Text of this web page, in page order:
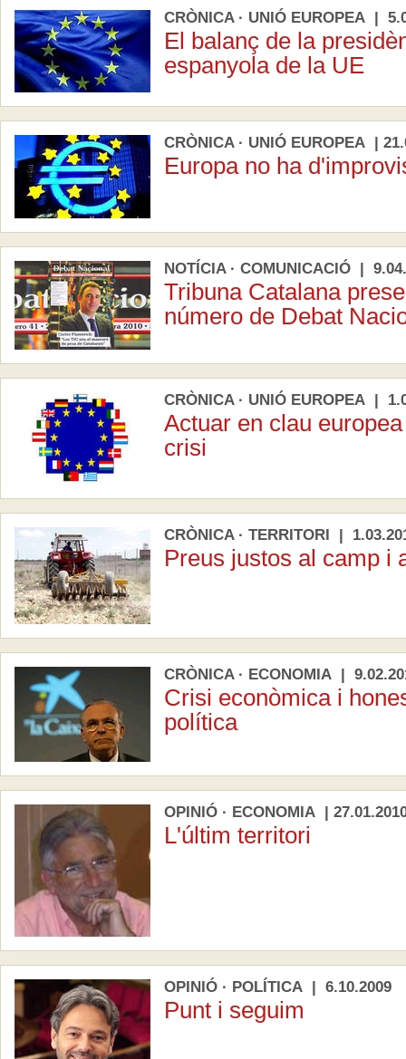
CRÒNICA · UNIÓ EUROPEA |
El balanç de la
espanyola de la UE
CRÒNICA · UNIÓ EUROPEA |
Europa no ha
NOTÍCIA · COMUNICACIÓ |
Tribuna Catalana
número de Debat
CRÒNICA · UNIÓ EUROPEA |
Actuar en clau
crisi
CRÒNICA · TERRITORI |
Preus justos al camp i
CRÒNICA · ECONOMIA |
Crisi econòmica i
política
OPINIÓ · ECONOMIA |
L'últim territori
OPINIÓ · POLÍTICA | 6.10.2009
Punt i seguim